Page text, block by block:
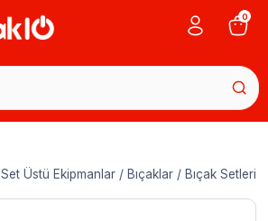
0
Set Üstü Ekipmanlar / Bıçaklar / Bıçak Setleri